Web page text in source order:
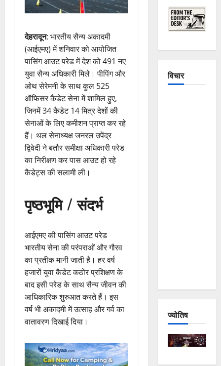
देहरादून: भारतीय सैन्य अकादमी
(आईएमए) में शनिवार को आयोजित
पासिंग आउट परेड में देश को 491 नए
युवा सैन्य अधिकारी मिले। पीपिंग और
ओथ सेरेमनी के साथ कुल 525
ऑफिसर कैडेट सेना में शामिल हुए,
जिनमें 34 कैडेट 14 मित्र देशों की
सेनाओं के लिए कमीशन प्राप्त कर रहे
हैं। थल सेनाध्यक्ष जनरल उपेंद्र
द्विवेदी ने बतौर समीक्षा अधिकारी परेड
का निरीक्षण कर पास आउट हो रहे
कैडेट्स की सलामी ली।
पृष्ठभूमि / संदर्भ
आईएमए की पासिंग आउट परेड
भारतीय सेना की परंपराओं और गौरव
का प्रतीक मानी जाती है। हर वर्ष
हजारों युवा कैडेट कठोर प्रशिक्षण के
बाद इसी परेड के साथ सैन्य जीवन की
आधिकारिक शुरुआत करते हैं। इस
वर्ष भी अकादमी में उत्साह और गर्व का
वातावरण दिखाई दिया।
विचार
ज्योतिष